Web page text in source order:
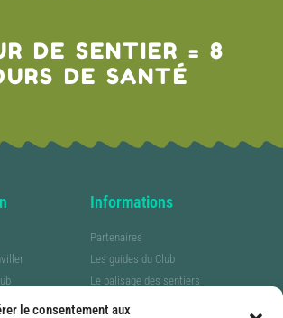
le consentement aux
DE SENTIER = 8
DE SANTÉ
Informations
Partenaires
Les guides du Club
Le balisage des sentiers